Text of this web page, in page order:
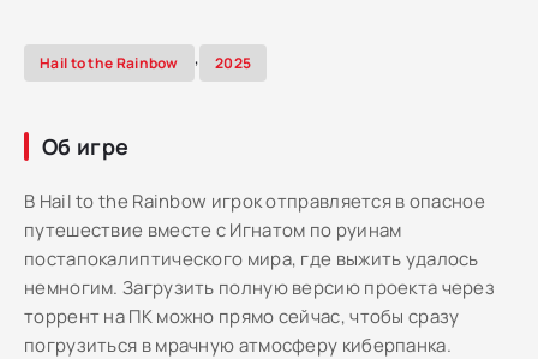
Hail to the Rainbow , 2025
Об игре
В Hail to the Rainbow игрок отправляется в опасное
путешествие вместе с Игнатом по руинам
постапокалиптического мира, где выжить удалось
немногим. Загрузить полную версию проекта через
торрент на ПК можно прямо сейчас, чтобы сразу
погрузиться в мрачную атмосферу киберпанка.